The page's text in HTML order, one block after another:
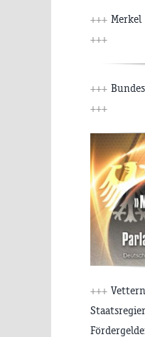
+++ Merkel
+++
+++
+++
+++